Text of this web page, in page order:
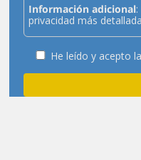
Información adicional:
privacidad más detallada
He leído y acepto la